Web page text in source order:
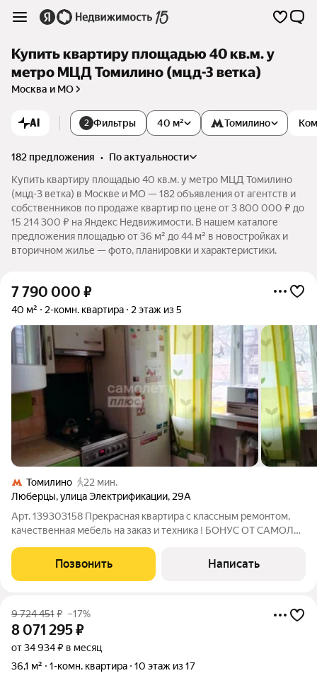
Купить квартиру площадью 40 кв.м. у
метро МЦД Томилино (мцд-3 ветка)
Москва и МО
AI 2 Фильтры 40 м² Томилино
182 предложения •
по актуальности
Купить квартиру площадью 40 кв.м. у метро МЦД Томилино
(мцд-3 ветка) в Москве и МО — 182 объявления от агентств и
собственников по продаже квартир по цене от 3 800 000 ₽ до
15 214 300 ₽ на Яндекс Недвижимости. В нашем каталоге
предложения площадью от 36 м² до 44 м² в новостройках и
вторичном жилье — фото, планировки и характеристики.
7 790 000 ₽
40 м² 2-комн. квартира 2 этаж из 5
Томилино
22 мин.
Люберцы,улица Электрификации, 29А
Арт. 139303158 Прекрасная квартира с классным ремонтом,
качественная мебель на заказ и техника ! БОНУС ОТ САМОЛЕТ
12,25%,, торг при покупке О квартире: Квартира площадью 40
кв.м. 2 изолированные
Позвонить Написать
9 724 451₽ –17%
8 071 295₽
от 34 934 ₽ в месяц
36,1 м²
1-комн. квартира 10 этаж из 17